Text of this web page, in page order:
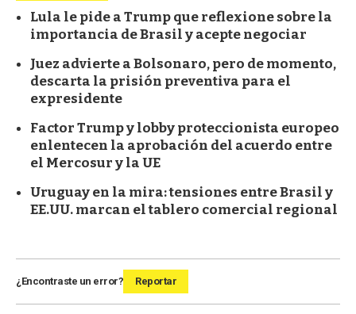
Lula le pide a Trump que reflexione sobre la
importancia de Brasil y acepte negociar
Juez advierte a Bolsonaro, pero de momento,
descarta la prisión preventiva para el
expresidente
Factor Trump y lobby proteccionista europeo
enlentecen la aprobación del acuerdo entre
el Mercosur y la UE
Uruguay en la mira: tensiones entre Brasil y
EE.UU. marcan el tablero comercial regional
¿Encontraste un error? Reportar